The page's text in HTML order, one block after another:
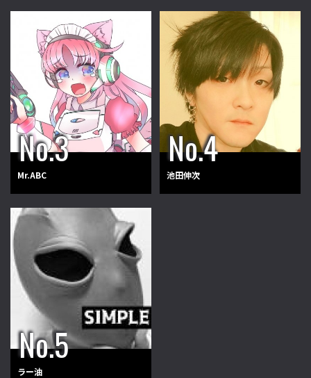
Mr.ABC 池田伸次
ラー油